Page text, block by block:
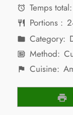
Temps total:
Portions :
Category:
Method:
Cuisine: